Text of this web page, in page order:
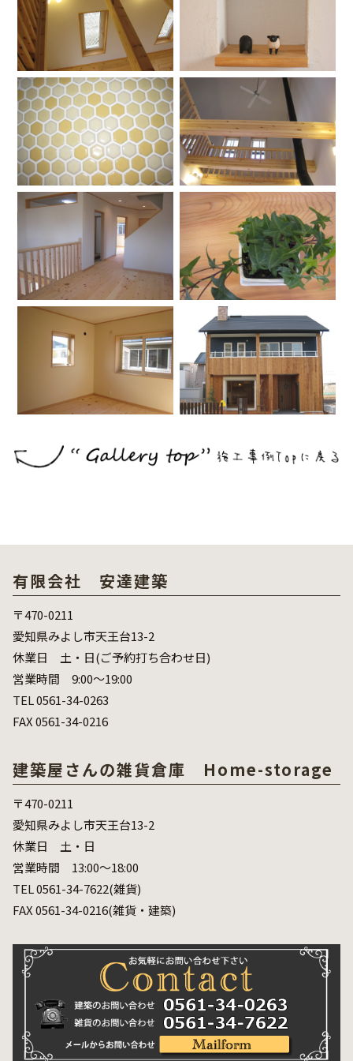
有限会社 安達建築
〒470-0211
愛知県みよし市天王台13-2
休業日 土・日(ご予約打ち合わせ日)
営業時間 9:00～19:00
TEL 0561-34-0263
FAX 0561-34-0216
建築屋さんの雑貨倉庫 Home-storage
〒470-0211
愛知県みよし市天王台13-2
休業日 土・日
営業時間 13:00～18:00
TEL 0561-34-7622(雑貨)
FAX 0561-34-0216(雑貨・建築)